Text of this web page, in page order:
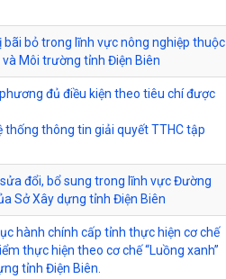
bỏ trong lĩnh vực nông nghiệp thuộc
Môi trường tỉnh Điện Biên
đủ điều kiện theo tiêu chí được
thông tin giải quyết TTHC tập
đổi, bổ sung trong lĩnh vực Đường
Sở Xây dựng tỉnh Điện Biên
hành chính cấp tỉnh thực hiện cơ chế
thực hiện theo cơ chế “Luồng xanh”
tỉnh Điện Biên.